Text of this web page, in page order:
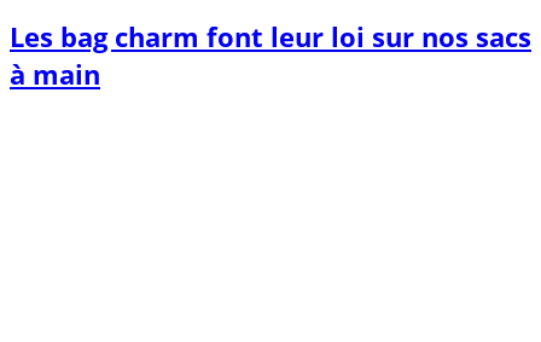
Les bag charm font leur loi sur nos sacs
à main